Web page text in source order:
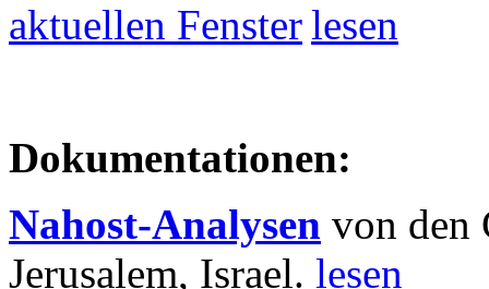
lesen
Dokumentationen:
Nahost-Analysen von den
Jerusalem, Israel. lesen